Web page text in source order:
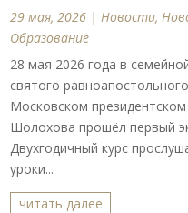
29 мая, 2026 |Новости,
Образование
28 мая 2026 года в
святого
Московском
Шолохова прошёл первый
Двухгодичный курс
уроки...
читать далее